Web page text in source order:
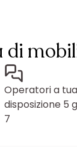
di
Operatori a tua
disposizione 5
7